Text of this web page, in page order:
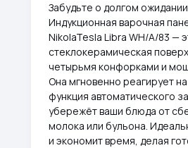
Забудьте о долгом
Индукционная варочная
NikolaTesla Libra WH/A/83 —
стеклокерамическая
четырьмя конфорками и
Она мгновенно реагирует
функция автоматического
убережёт ваши блюда от
молока или бульона.
и экономит время, делая